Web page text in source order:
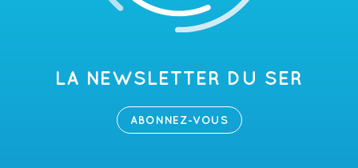
LA NEWSLETTER DU SER
ABONNEZ-VOUS